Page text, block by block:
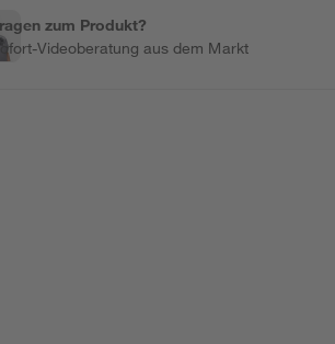
zum Produkt?
Sofort-Videoberatung aus dem Markt